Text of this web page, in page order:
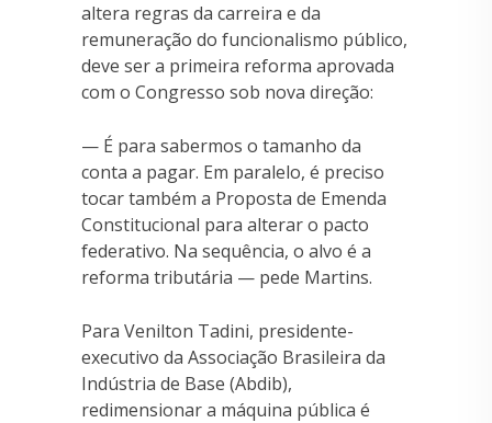
altera regras da carreira e da
remuneração do funcionalismo público,
deve ser a primeira reforma aprovada
com o Congresso sob nova direção:
— É para sabermos o tamanho da
conta a pagar. Em paralelo, é preciso
tocar também a Proposta de Emenda
Constitucional para alterar o pacto
federativo. Na sequência, o alvo é a
reforma tributária — pede Martins.
Para Venilton Tadini, presidente-
executivo da Associação Brasileira da
Indústria de Base (Abdib),
redimensionar a máquina pública é